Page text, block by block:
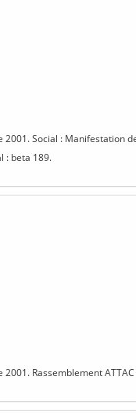
2001. Social :
: beta 189.
2001. Rassemblement